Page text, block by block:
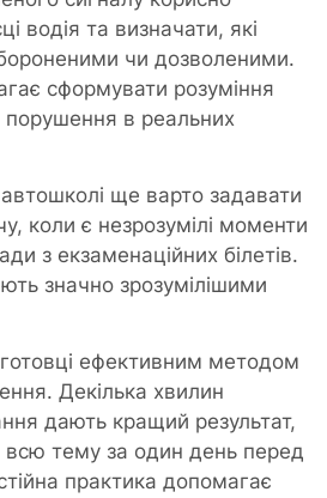
водія та визначати, які
чи дозволеними.
сформувати розуміння
порушення в реальних
ще варто задавати
коли є незрозумілі моменти
з екзаменаційних білетів.
значно зрозумілішими
ефективним методом
Декілька хвилин
дають кращий результат,
всю тему за один день перед
практика допомагає